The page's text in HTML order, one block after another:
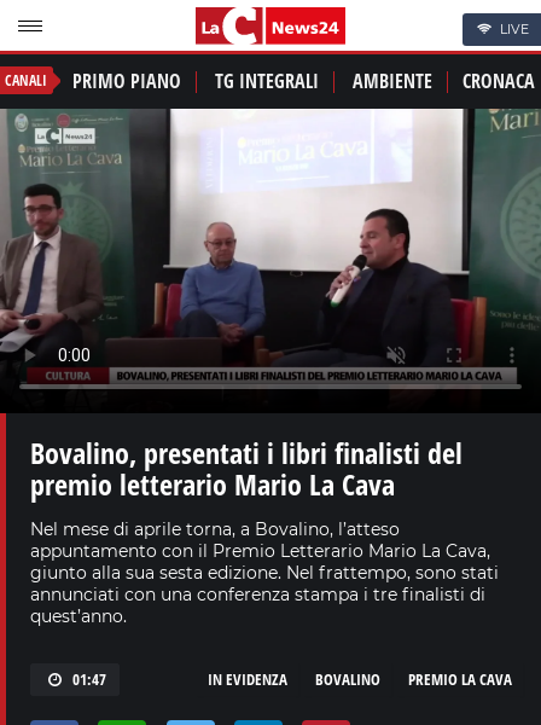
LIVE
CANALI PRIMO PIANO TG INTEGRALI AMBIENTE CRONACA
Bovalino, presentati i libri finalisti del
premio letterario Mario La Cava
Nel mese di aprile torna, a Bovalino, l’atteso
appuntamento con il Premio Letterario Mario La Cava,
giunto alla sua sesta edizione. Nel frattempo, sono stati
annunciati con una conferenza stampa i tre finalisti di
quest’anno.
01:47 PREMIO LA CAVA
BOVALINO
IN EVIDENZA